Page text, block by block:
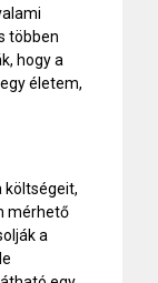
többen
hogy a
életem,
költségeit,
mérhető
a